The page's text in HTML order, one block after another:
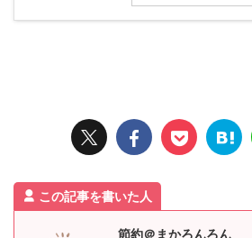
この記事を書いた人
節約＠まかろんろん